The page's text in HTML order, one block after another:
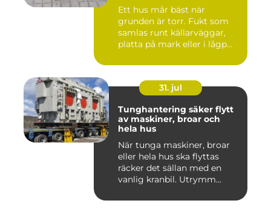
Ett hus mår bäst när
grunden är torr. Fukt som
samlas runt källarväggar,
platta på mark eller i lågp...
31. jul
Tunghantering säker flytt
av maskiner, broar och
hela hus
När tunga maskiner, broar
eller hela hus ska flyttas
räcker det sällan med en
vanlig kranbil. Utrymm...